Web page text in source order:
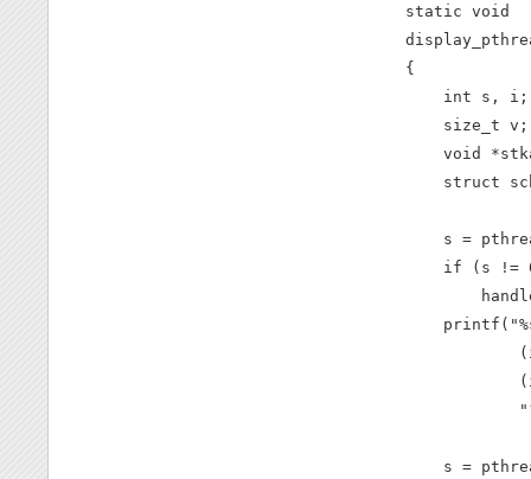
static void
{
    int s, i;
    size_t v;
void
struct
s =
if (s !=
s =